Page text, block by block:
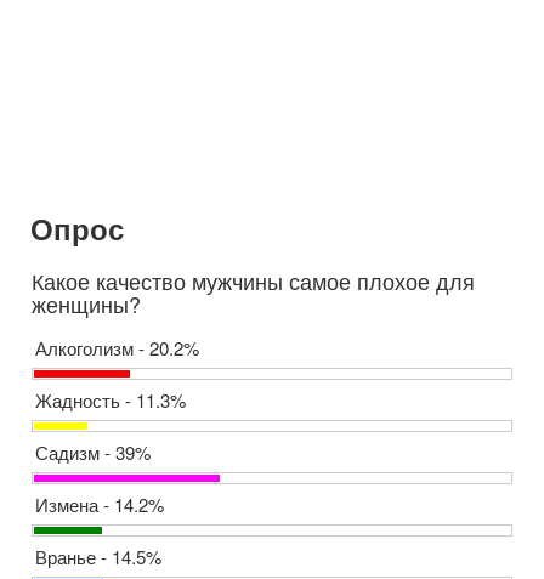
Опрос
Какое качество мужчины самое плохое для
женщины?
Алкоголизм - 20.2%
Жадность - 11.3%
Садизм - 39%
Измена - 14.2%
Вранье - 14.5%